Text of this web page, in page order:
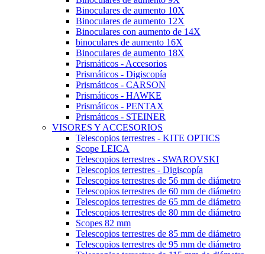
Binoculares de aumento 10X
Binoculares de aumento 12X
Binoculares con aumento de 14X
binoculares de aumento 16X
Binoculares de aumento 18X
Prismáticos - Accesorios
Prismáticos - Digiscopía
Prismáticos - CARSON
Prismáticos - HAWKE
Prismáticos - PENTAX
Prismáticos - STEINER
VISORES Y ACCESORIOS
Telescopios terrestres - KITE OPTICS
Scope LEICA
Telescopios terrestres - SWAROVSKI
Telescopios terrestres - Digiscopía
Telescopios terrestres de 56 mm de diámetro
Telescopios terrestres de 60 mm de diámetro
Telescopios terrestres de 65 mm de diámetro
Telescopios terrestres de 80 mm de diámetro
Scopes 82 mm
Telescopios terrestres de 85 mm de diámetro
Telescopios terrestres de 95 mm de diámetro